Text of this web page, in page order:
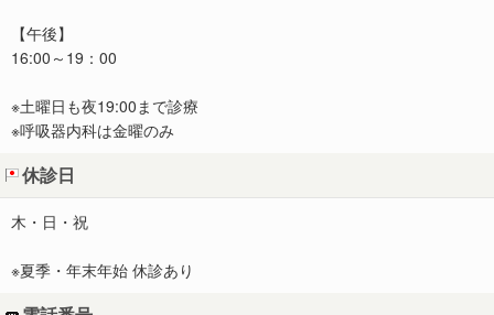
【午後】
16:00～19：00
※土曜日も夜19:00まで診療
※呼吸器内科は金曜のみ
休診日
木・日・祝
※夏季・年末年始 休診あり